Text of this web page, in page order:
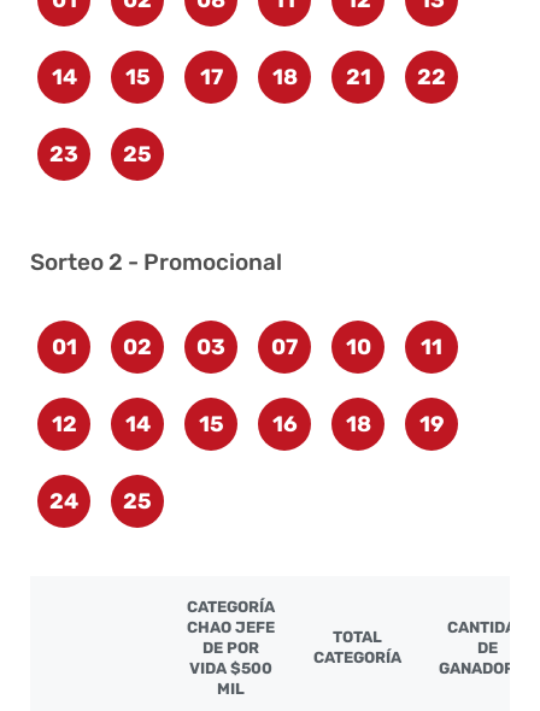
14 15 17 18 21 22
23 25
Sorteo 2 - Promocional
01 02 03 07 10 11
12 14 15 16 18 19
24 25
CATEGORÍA
CHAO JEFE
DE POR
VIDA $500
MIL
TOTAL
CATEGORÍA
CANTIDAD
DE
GANADORES